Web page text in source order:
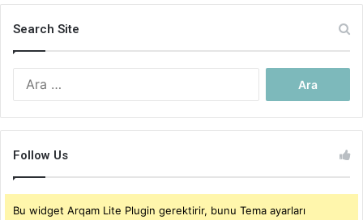
Search Site
Follow Us
Bu widget Arqam Lite Plugin gerektirir, bunu Tema ayarları